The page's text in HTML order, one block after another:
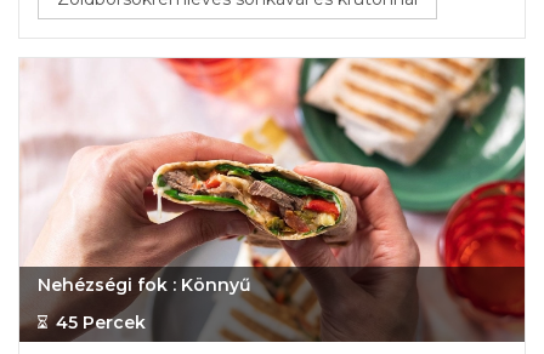
Nehézségi fok : Könnyű
45 Percek